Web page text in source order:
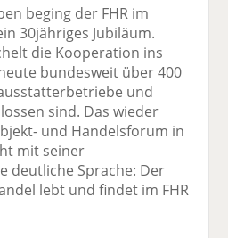
beging der FHR im
30jähriges Jubiläum.
die Kooperation ins
bundesweit über 400
und
sind. Das wieder
und Handelsforum in
mit seiner
deutliche Sprache: Der
lebt und findet im FHR